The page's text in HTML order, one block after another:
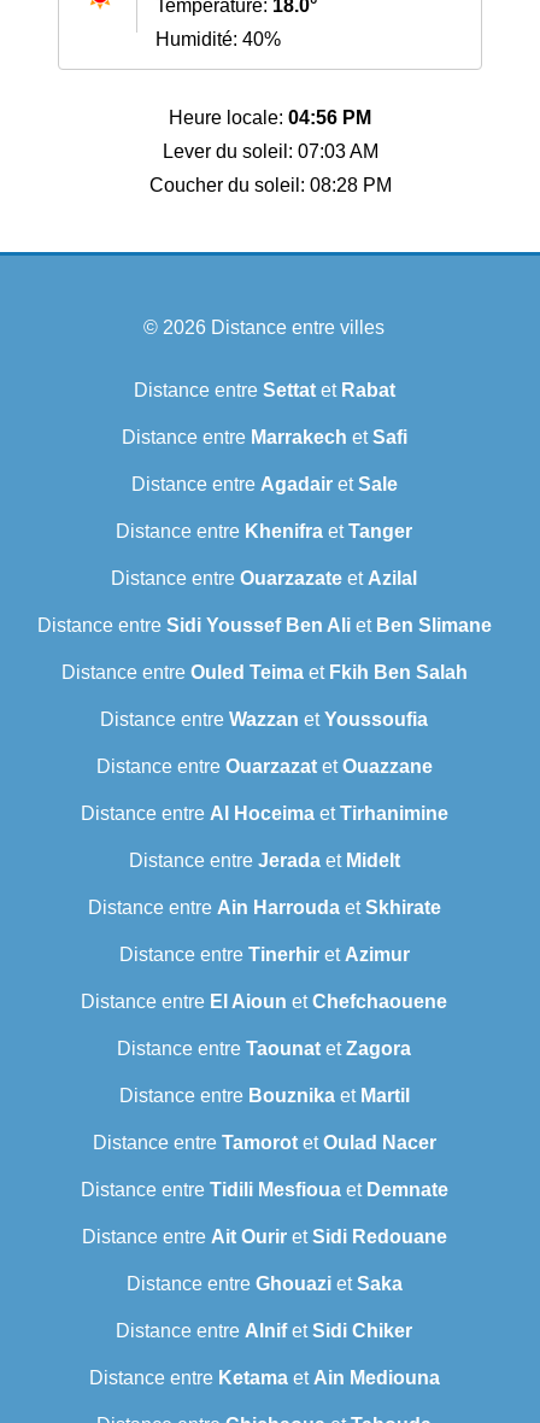
Température: 18.0°
Humidité: 40%
Heure locale: 04:56 PM
Lever du soleil: 07:03 AM
Coucher du soleil: 08:28 PM
© 2026 Distance entre villes
Distance entre Settatet Rabat
Distance entre Marrakech etSafi
Distance entre AgadairetSale
Distance entre Khenifra etTanger
Distance entre Ouarzazate et Azilal
Distance entre Sidi Youssef Ben Aliet Ben Slimane
Distance entre Ouled Teimaet Fkih Ben Salah
Distance entre Wazzan etYoussoufia
Distance entre OuarzazatetOuazzane
Distance entre Al HoceimaetTirhanimine
Distance entre Jeradaet Midelt
Distance entre Ain HarroudaetSkhirate
Distance entre Tinerhiret Azimur
Distance entre El Aioun etChefchaouene
Distance entre Taounat etZagora
Distance entre Bouznikaet Martil
Distance entre TamorotetOulad Nacer
Distance entre Tidili Mesfiouaet Demnate
Distance entre Ait OuriretSidi Redouane
Distance entre GhouazietSaka
Distance entre AlnifetSidi Chiker
Distance entre Ketamaet Ain Mediouna